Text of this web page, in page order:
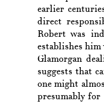
earlier
direct
Robert was
establishes
Glamorgan
suggests that
one might
presumably for